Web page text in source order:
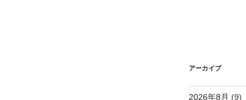
アーカイブ
2026年8月 (9)